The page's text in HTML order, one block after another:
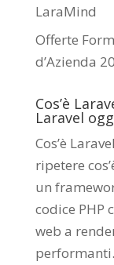
LaraMind
Offerte
d’Azienda
Cos’è
Laravel
Cos’è
ripetere
un
codice PHP
web a